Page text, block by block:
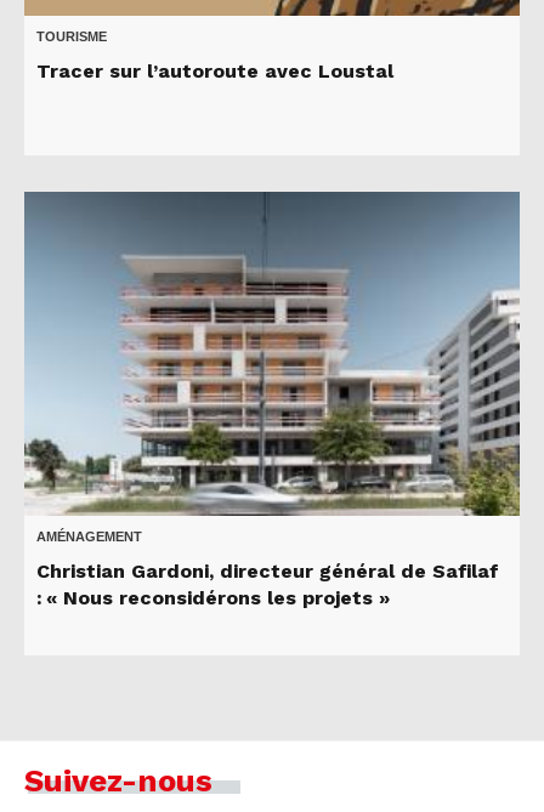
TOURISME
Tracer sur l’autoroute avec Loustal
AMÉNAGEMENT
Christian Gardoni, directeur général de Safilaf
: « Nous reconsidérons les projets »
Suivez-nous